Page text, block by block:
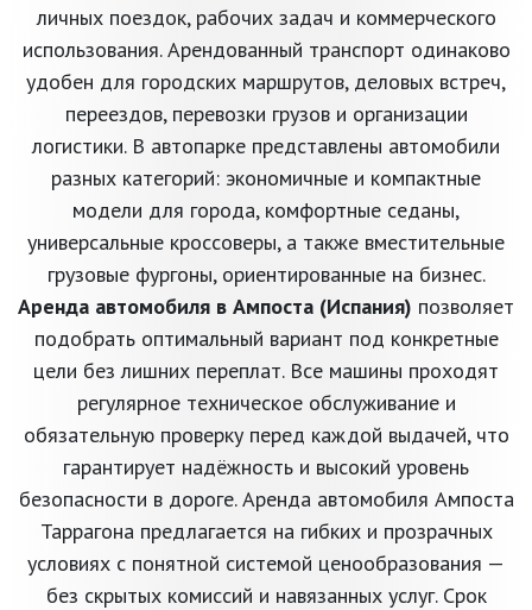
личных поездок, рабочих задач и коммерческого
использования. Арендованный транспорт одинаково
удобен для городских маршрутов, деловых встреч,
переездов, перевозки грузов и организации
логистики. В автопарке представлены автомобили
разных категорий: экономичные и компактные
модели для города, комфортные седаны,
универсальные кроссоверы, а также вместительные
грузовые фургоны, ориентированные на бизнес.
Аренда автомобиля в Ампоста (Испания) позволяет
подобрать оптимальный вариант под конкретные
цели без лишних переплат. Все машины проходят
регулярное техническое обслуживание и
обязательную проверку перед каждой выдачей, что
гарантирует надёжность и высокий уровень
безопасности в дороге. Аренда автомобиля Ампоста
Таррагона предлагается на гибких и прозрачных
условиях с понятной системой ценообразования —
без скрытых комиссий и навязанных услуг. Срок